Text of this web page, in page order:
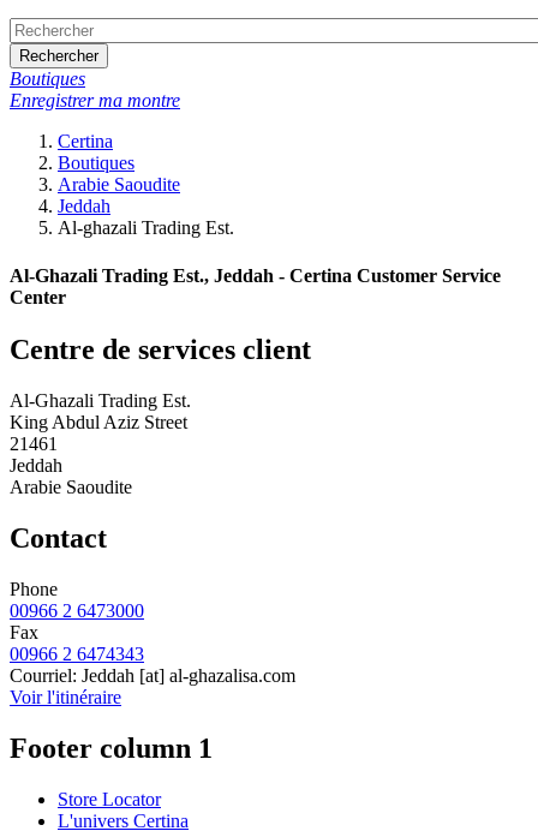
Rechercher
Boutiques
Enregistrer ma montre
Certina
Boutiques
Arabie Saoudite
Jeddah
Al-ghazali Trading Est.
Al-Ghazali Trading Est., Jeddah - Certina Customer Service
Center
Centre de services client
Al-Ghazali Trading Est.
King Abdul Aziz Street
21461
Jeddah
Arabie Saoudite
Contact
Phone
00966 2 6473000
Fax
00966 2 6474343
Courriel: Jeddah [at] al-ghazalisa.com
Voir l'itinéraire
Footer column 1
Store Locator
L'univers Certina